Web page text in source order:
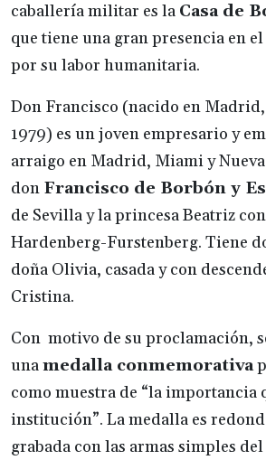
caballería militar es la Casa de
que tiene una gran presencia en
por su labor humanitaria.
Don Francisco (nacido en Madrid,
1979) es un joven empresario y
arraigo en Madrid, Miami y
don Francisco de Borbón y
de Sevilla y la princesa Beatriz
Hardenberg-Furstenberg. Tiene
doña Olivia, casada y con
Cristina.
Con motivo de su proclamación,
unamedalla conmemorativa
como muestra de “la importancia
institución”. La medalla es
grabada con las armas simples